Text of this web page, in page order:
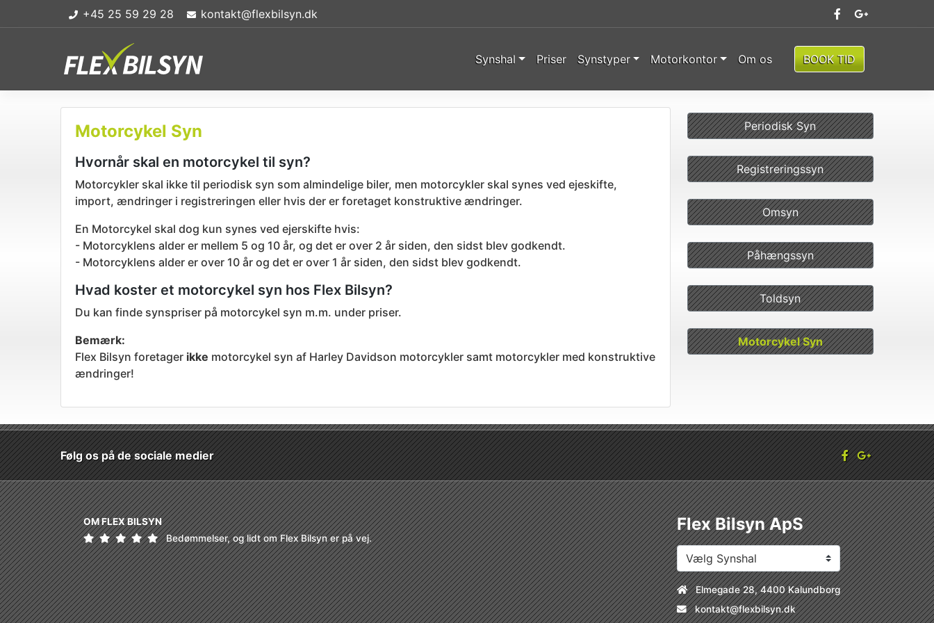
+45 25 59 29 28 kontakt@flexbilsyn.dk
BOOK TID
Synshal Priser Synstyper Motorkontor Om os
Motorcykel Syn
Hvornår skal en motorcykel til syn?
Motorcykler skal ikke til periodisk syn som almindelige biler, men motorcykler skal synes ved ejeskifte,
import, ændringer i registreringen eller hvis der er foretaget konstruktive ændringer.
En Motorcykel skal dog kun synes ved ejerskifte hvis:
- Motorcyklens alder er mellem 5 og 10 år, og det er over 2 år siden, den sidst blev godkendt.
- Motorcyklens alder er over 10 år og det er over 1 år siden, den sidst blev godkendt.
Hvad koster et motorcykel syn hos Flex Bilsyn?
Du kan finde synspriser på motorcykel syn m.m. under priser.
Bemærk:
Flex Bilsyn foretager ikke motorcykel syn af Harley Davidson motorcykler samt motorcykler med konstruktive
ændringer!
Periodisk Syn
Registreringssyn
Omsyn
Påhængssyn
Toldsyn
Motorcykel Syn
Følg os på de sociale medier
OM FLEX BILSYN
Bedømmelser, og lidt om Flex Bilsyn er på vej.
Flex Bilsyn ApS
Elmegade 28, 4400 Kalundborg
kontakt@flexbilsyn.dk